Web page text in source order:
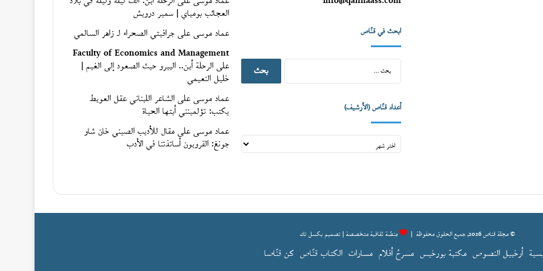
ابحث في قنّاص
البحث
عن:
أعداد قنّاص (الأرشيف)
أعداد
قنّاص
العجائب بومباي | سمير درويش
عماد موسىعلىجرافيتي الصحراء لـ زاهر السالمي
Faculty of Economics and Management
علىالرحلة أين.. البيرو حيث الصعود إلى الغيم |
خليل النعيمي
عماد موسىعلىالشاعر اللبناني عقل العويط
يكتب: تؤلمينني أيتها الحياة
عماد موسىعلىمقال للأديب الصيني خان شاو
جونغ: القرويون أساتذتنا في الأدب
© مجلة قناص 2026, جميع الحقوق محفوظة | مِنصّة ثقافية متخصصة | تصميمبكسل تك
أرخبيل النصوص مكتبة بورخيس مسرحُ أفلام مسارات الكتاب قنّاص كن قنّاصا